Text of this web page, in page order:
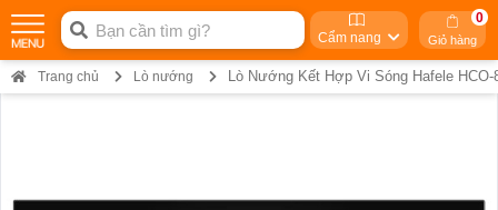
Cẩm nang Giỏ hàng
0
Trang chủ Lò nướng Lò Nướng Kết Hợp Vi Sóng Hafele HCO-